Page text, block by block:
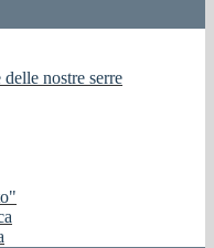
nostre serre